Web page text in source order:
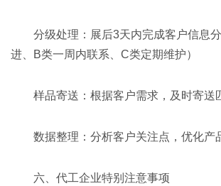
分级处理：展后3天内完成客户信息
进、B类一周内联系、C类定期维护）
样品寄送：根据客户需求，及时寄送
数据整理：分析客户关注点，优化产
六、代工企业特别注意事项